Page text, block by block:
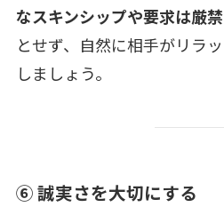
なスキンシップや要求は厳禁
とせず、自然に相手がリラ
しましょう。
⑥ 誠実さを大切にする